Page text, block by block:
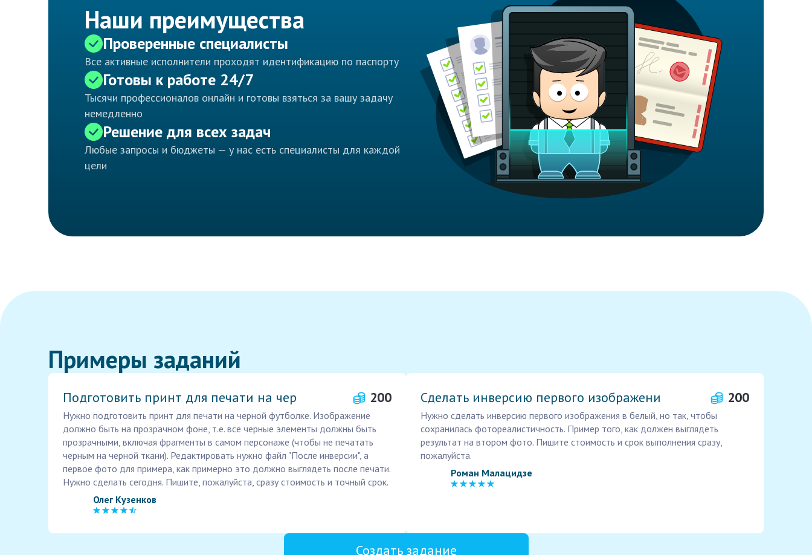
Наши преимущества
Проверенные специалисты
Все активные исполнители проходят идентификацию по паспорту
Готовы к работе 24/7
Тысячи профессионалов онлайн и готовы взяться за вашу задачу
немедленно
Решение для всех задач
Любые запросы и бюджеты — у нас есть специалисты для каждой
цели
Примеры заданий
Подготовить принт для печати на чер 200
Нужно подготовить принт для печати на черной футболке. Изображение
должно быть на прозрачном фоне, т.е. все черные элементы должны быть
прозрачными, включая фрагменты в самом персонаже (чтобы не печатать
черным на черной ткани). Редактировать нужно файл "После инверсии", а
первое фото для примера, как примерно это должно выглядеть после печати.
Нужно сделать сегодня. Пишите, пожалуйста, сразу стоимость и точный срок.
Олег Кузенков
Сделать инверсию первого изображени 200
Нужно сделать инверсию первого изображения в белый, но так, чтобы
сохранилась фотореалистичность. Пример того, как должен выглядеть
результат на втором фото. Пишите стоимость и срок выполнения сразу,
пожалуйста.
Роман Малацидзе
Создать задание